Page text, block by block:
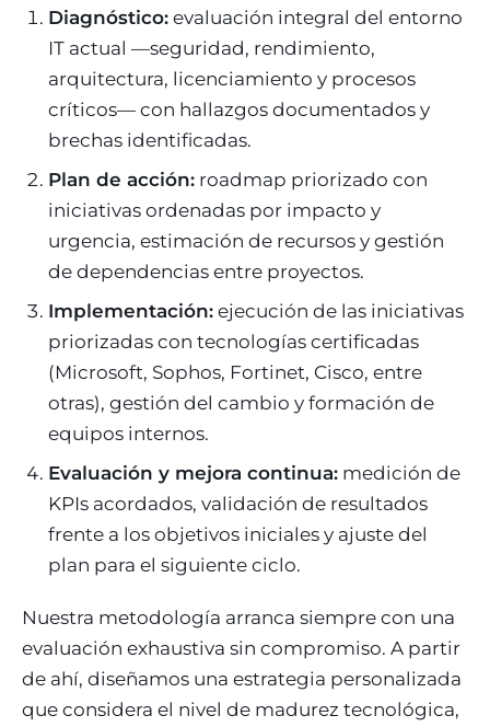
Diagnóstico: evaluación integral del entorno
IT actual —seguridad, rendimiento,
arquitectura, licenciamiento y procesos
críticos— con hallazgos documentados y
brechas identificadas.
Plan de acción: roadmap priorizado con
iniciativas ordenadas por impacto y
urgencia, estimación de recursos y gestión
de dependencias entre proyectos.
Implementación: ejecución de las iniciativas
priorizadas con tecnologías certificadas
(Microsoft, Sophos, Fortinet, Cisco, entre
otras), gestión del cambio y formación de
equipos internos.
Evaluación y mejora continua: medición de
KPIs acordados, validación de resultados
frente a los objetivos iniciales y ajuste del
plan para el siguiente ciclo.
Nuestra metodología arranca siempre con una
evaluación exhaustiva sin compromiso. A partir
de ahí, diseñamos una estrategia personalizada
que considera el nivel de madurez tecnológica,